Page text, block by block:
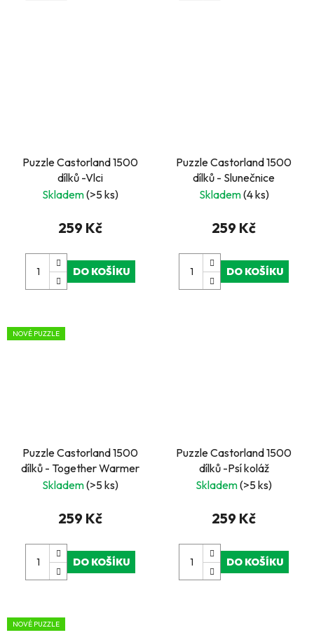
Puzzle Castorland 1500
dílků -Vlci
Skladem(>5 ks)
259 Kč
DO KOŠÍKU
Puzzle Castorland 1500
dílků - Slunečnice
Skladem(4 ks)
259 Kč
DO KOŠÍKU
NOVÉ PUZZLE
Puzzle Castorland 1500
dílků - Together Warmer
Skladem(>5 ks)
259 Kč
DO KOŠÍKU
Puzzle Castorland 1500
dílků -Psí koláž
Skladem(>5 ks)
259 Kč
DO KOŠÍKU
NOVÉ PUZZLE